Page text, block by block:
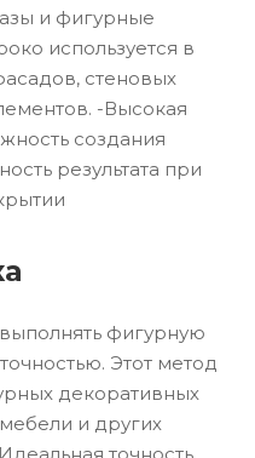
и фигурные
используется в
стеновых
-Высокая
создания
результата при
фигурную
Этот метод
декоративных
и других